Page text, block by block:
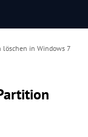
löschen in Windows 7